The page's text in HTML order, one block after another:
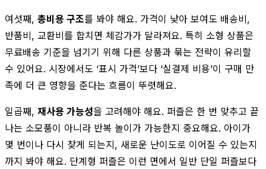
여섯째, 총비용 구조를 봐야 해요. 가격이 낮아 보여도 배송비,
반품비, 교환비를 합치면 체감가가 달라져요. 특히 소형 상품은
무료배송 기준을 넘기기 위해 다른 상품과 묶는 전략이 유리할
수 있어요. 시장에서도 ‘표시 가격’보다 ‘실결제 비용’이 구매 만
족에 더 큰 영향을 준다는 흐름이 뚜렷해요.
일곱째, 재사용 가능성을 고려해야 해요. 퍼즐은 한 번 맞추고 끝
나는 소모품이 아니라 반복 놀이가 가능한지 중요해요. 아이가
몇 번이나 다시 찾게 되는지, 새로운 난이도로 이어질 수 있는지
까지 봐야 해요. 단계형 퍼즐은 이런 면에서 일반 단일 퍼즐보다